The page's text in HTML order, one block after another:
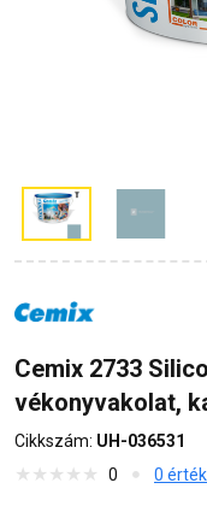
Cemix 2733
vékonyvakolat,
Cikkszám: UH-036531
0
0